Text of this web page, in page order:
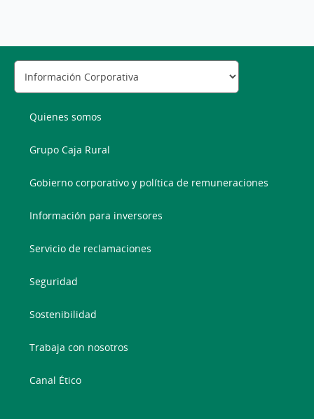
Quienes somos
Grupo Caja Rural
Gobierno corporativo y política de remuneraciones
Información para inversores
Servicio de reclamaciones
Seguridad
Sostenibilidad
Trabaja con nosotros
Canal Ético